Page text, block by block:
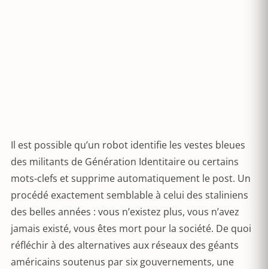
Il est possible qu’un robot identifie les vestes bleues
des militants de Génération Identitaire ou certains
mots-clefs et supprime automatiquement le post. Un
procédé exactement semblable à celui des staliniens
des belles années : vous n’existez plus, vous n’avez
jamais existé, vous êtes mort pour la société. De quoi
réfléchir à des alternatives aux réseaux des géants
américains soutenus par six gouvernements, une